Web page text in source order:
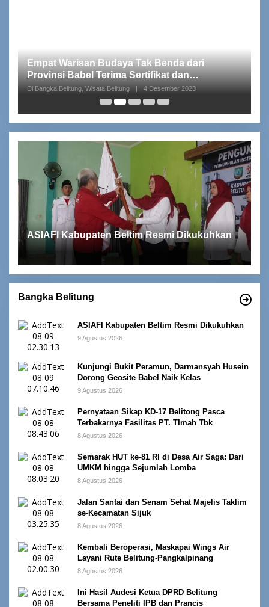
Empat Warisan Budaya Tak Benda dari
Provinsi Babel Terima Sertifikat dan
Penghargaan dari Menteri Pendidikan dan
Di Bangka Belitung, Wisata Belitung | 4 Desember 2023
ASIAFI Kabupaten Beltim Resmi Dikukuhkan
Bangka Belitung
ASIAFI Kabupaten Beltim Resmi Dikukuhkan
9 Agustus 2026
Kunjungi Bukit Peramun, Darmansyah Husein
Dorong Geosite Babel Naik Kelas
9 Agustus 2026
Pernyataan Sikap KD-17 Belitong Pasca
Terbakarnya Fasilitas PT. TImah Tbk
8 Agustus 2026
Semarak HUT ke-81 RI di Desa Air Saga: Dari
UMKM hingga Sejumlah Lomba
8 Agustus 2026
Jalan Santai dan Senam Sehat Majelis Taklim
se-Kecamatan Sijuk
8 Agustus 2026
Kembali Beroperasi, Maskapai Wings Air
Layani Rute Belitung-Pangkalpinang
8 Agustus 2026
Ini Hasil Audesi Ketua DPRD Belitung
Bersama Peneliti IPB dan Prancis